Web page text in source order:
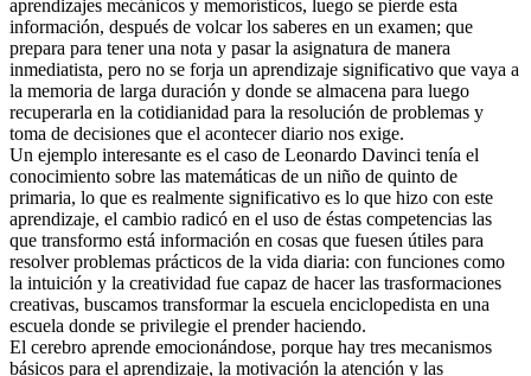
aprendizajes mecánicos y memorísticos, luego se pierde esta
información, después de volcar los saberes en un examen; que
prepara para tener una nota y pasar la asignatura de manera
inmediatista, pero no se forja un aprendizaje significativo que vaya a
la memoria de larga duración y donde se almacena para luego
recuperarla en la cotidianidad para la resolución de problemas y
toma de decisiones que el acontecer diario nos exige.
Un ejemplo interesante es el caso de Leonardo Davinci tenía el
conocimiento sobre las matemáticas de un niño de quinto de
primaria, lo que es realmente significativo es lo que hizo con este
aprendizaje, el cambio radicó en el uso de éstas competencias las
que transformo está información en cosas que fuesen útiles para
resolver problemas prácticos de la vida diaria: con funciones como
la intuición y la creatividad fue capaz de hacer las trasformaciones
creativas, buscamos transformar la escuela enciclopedista en una
escuela donde se privilegie el prender haciendo.
El cerebro aprende emocionándose, porque hay tres mecanismos
básicos para el aprendizaje, la motivación la atención y las